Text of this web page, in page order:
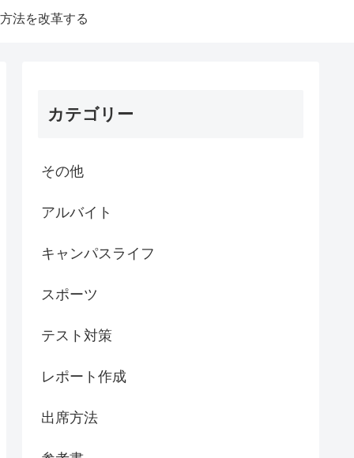
法を改革する
カテゴリー
その他
アルバイト
キャンパスライフ
スポーツ
テスト対策
レポート作成
出席方法